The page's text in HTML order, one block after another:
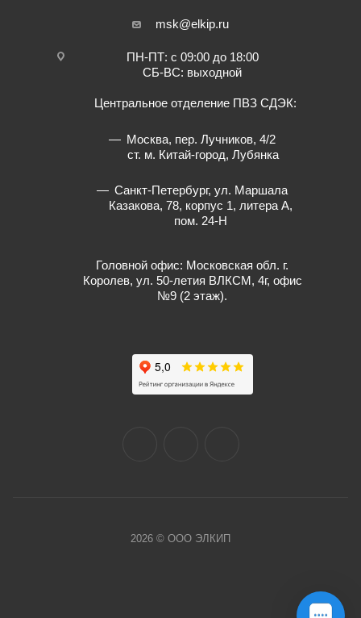
msk@elkip.ru
ПН-ПТ: с 09:00 до 18:00
СБ-ВС: выходной
Центральное отделение ПВЗ СДЭК:
Москва, пер. Лучников, 4/2
ст. м. Китай-город, Лубянка
Санкт-Петербург, ул. Маршала
Казакова, 78, корпус 1, литера А,
пом. 24-Н
Головной офис: Московская обл. г.
Королев, ул. 50-летия ВЛКСМ, 4г, офис
№9 (2 этаж).
2026 © ООО ЭЛКИП